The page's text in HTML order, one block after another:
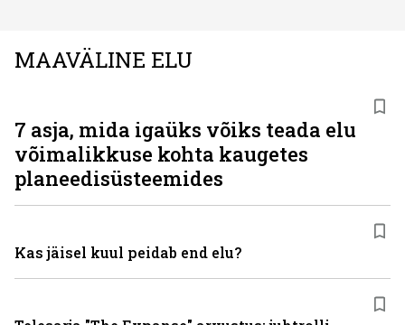
MAAVÄLINE ELU
7 asja, mida igaüks võiks teada elu
võimalikkuse kohta kaugetes
planeedisüsteemides
Kas jäisel kuul peidab end elu?